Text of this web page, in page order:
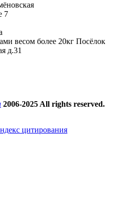
7
весом более 20кг Посёлок
д.31
2006-2025 All rights reserved.